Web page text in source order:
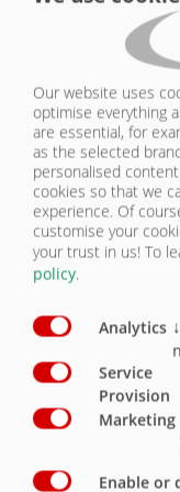
A befogó berendezés
csökkentésére vonatkozó
Our website uses
optimise everything
are essential, for
as the selected
personalised
cookies so that we
experience. Of
customise your
your trust in us! To
policy.
Analytics ↓
Service
Provision
Marketing
Enable or